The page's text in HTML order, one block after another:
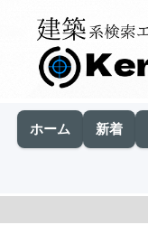
ホーム 新着